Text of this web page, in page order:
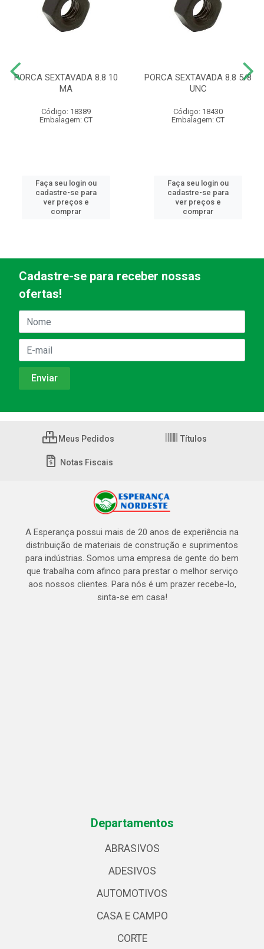
PORCA SEXTAVADA 8.8 10
MA
Código: 18389
Embalagem: CT
Faça seu login ou
cadastre-se para
ver preços e
comprar
PORCA SEXTAVADA 8.8 5/8
UNC
Código: 18430
Embalagem: CT
Faça seu login ou
cadastre-se para
ver preços e
comprar
Cadastre-se para receber nossas
ofertas!
Meus Pedidos Títulos
Notas Fiscais
A Esperança possui mais de 20 anos de experiência na
distribuição de materiais de construção e suprimentos
para indústrias. Somos uma empresa de gente do bem
que trabalha com afinco para prestar o melhor serviço
aos nossos clientes. Para nós é um prazer recebe-lo,
sinta-se em casa!
Departamentos
ABRASIVOS
ADESIVOS
AUTOMOTIVOS
CASA E CAMPO
CORTE